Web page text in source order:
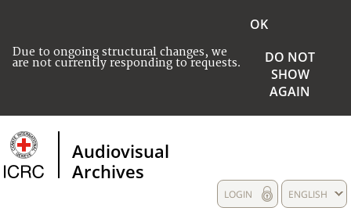
Due to ongoing structural changes, we
are not currently responding to requests.
OK
DO NOT
SHOW
AGAIN
Audiovisual
Archives
ENGLISH
LOGIN